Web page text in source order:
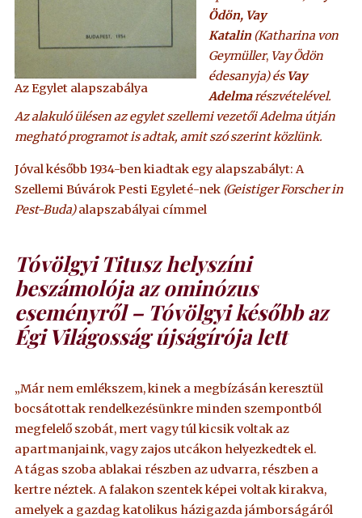
Az Egylet alapszabálya
Ödön, Vay
Katalin(Katharina von
Geymüller, Vay Ödön
édesanyja) ésVay
Adelmarészvételével.
Az alakuló ülésen az egylet szellemi vezetői Adelma útján
megható programot is adtak, amit szó szerint közlünk.
Jóval később 1934-ben kiadtak egy alapszabályt: A
Szellemi Búvárok Pesti Egyleté-nek (Geistiger Forscher in
Pest-Buda)alapszabályai címmel
Tóvölgyi Titusz helyszíni
beszámolója az ominózus
eseményről – Tóvölgyi később az
Égi Világosság újságírója lett
„Már nem emlékszem, kinek a megbízásán keresztül
bocsátottak rendelkezésünkre minden szempontból
megfelelő szobát, mert vagy túl kicsik voltak az
apartmanjaink, vagy zajos utcákon helyezkedtek el.
A tágas szoba ablakai részben az udvarra, részben a
kertre néztek. A falakon szentek képei voltak kirakva,
amelyek a gazdag katolikus házigazda jámborságáról